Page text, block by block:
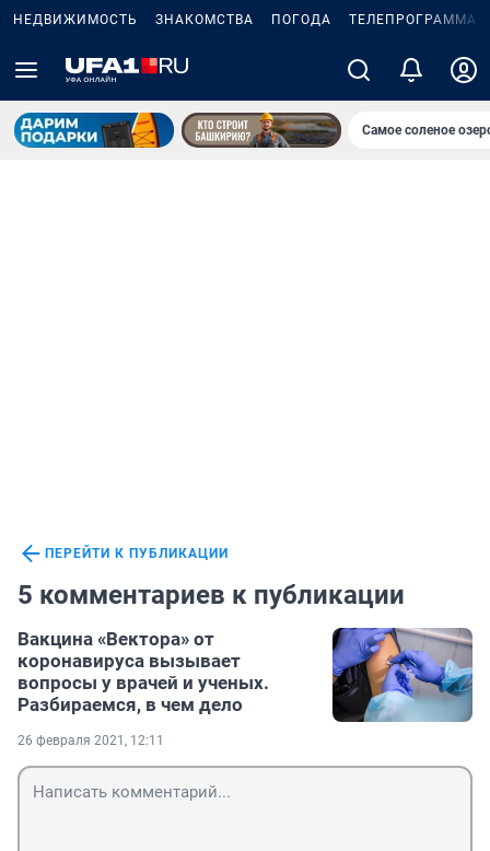
НЕДВИЖИМОСТЬ ЗНАКОМСТВА ПОГОДА ТЕЛЕПРОГРАММА
Самое соленое
ПЕРЕЙТИ К ПУБЛИКАЦИИ
5 комментариев к публикации
Вакцина «Вектора» от
коронавируса вызывает
вопросы у врачей и ученых.
Разбираемся, в чем дело
26 февраля 2021, 12:11